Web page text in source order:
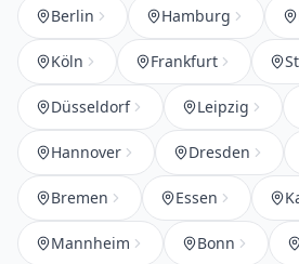
Berlin Hamburg
Köln Frankfurt
Düsseldorf Leipzig
Hannover Dresden
Bremen Essen
Mannheim Bonn